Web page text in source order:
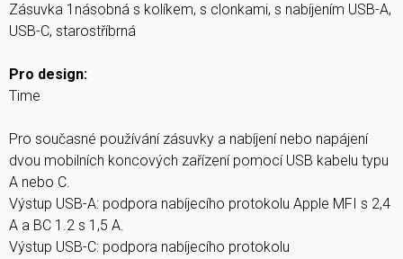
Zásuvka 1násobná s kolíkem, s clonkami, s nabíjením USB-A,
USB-C, starostříbrná
Pro design:
Time
Pro současné používání zásuvky a nabíjení nebo napájení
dvou mobilních koncových zařízení pomocí USB kabelu typu
A nebo C.
Výstup USB-A: podpora nabíjecího protokolu Apple MFI s 2,4
A a BC 1.2 s 1,5 A.
Výstup USB-C: podpora nabíjecího protokolu